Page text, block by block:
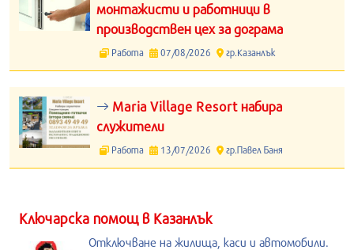
монтажисти и работници в
производствен цех за дограма
Работа 07/08/2026 гр.Казанлък
Maria Village Resort набира
служители
Работа 13/07/2026 гр.Павел Баня
Kлючарска помощ в Казанлък
Отключване на жилища, каси и автомобили.